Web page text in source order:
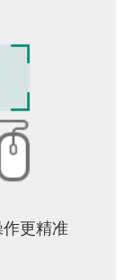
更精准